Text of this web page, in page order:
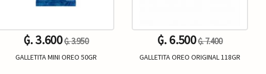
₲. 3.600₲. 3.950
GALLETITA MINI OREO 50GR
₲. 6.500₲. 7.400
GALLETITA OREO ORIGINAL 118GR